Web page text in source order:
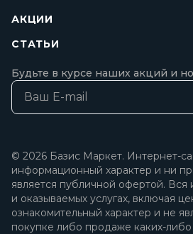
АКЦИИ
СТАТЬИ
Будьте в курсе наших акций и
© 2026 Базис Маркет. Интернет-
информационный характер и ни
является публичной офертой. Вся
и оказываемых услугах, включая
ознакомительный характер и не
покупке либо продаже каких-либо